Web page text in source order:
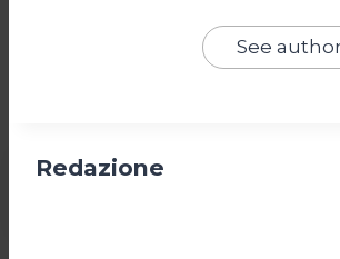
See
Redazione